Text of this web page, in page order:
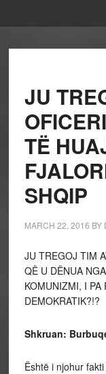
JU
TË
SHQIP
MARCH 22, 2016 BY
JU TREGOJ TIM
QË U DËNUA
KOMUNIZMI, I PA
DEMOKRATIK?!?
Shkruan:
Është i njohur